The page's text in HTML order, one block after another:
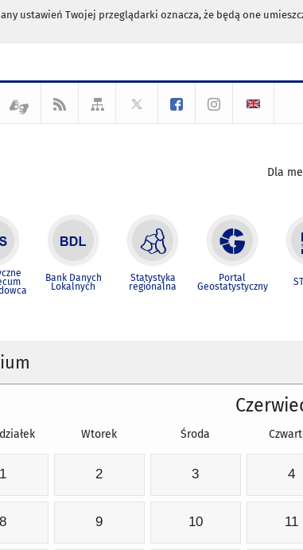
ustawień Twojej przeglądarki oznacza, że będą one
Dla
Bank Danych
Lokalnych
Statystyka
regionalna
Portal
Geostatystyczny
Wtorek Środa
1 2 3 4
8 9 10 11